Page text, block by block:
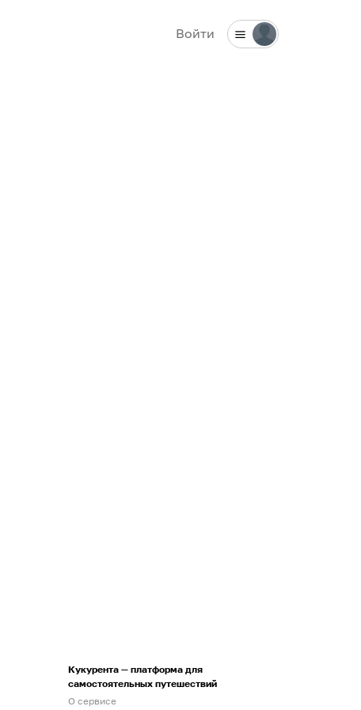
Войти
Кукурента — платформа для
самостоятельных путешествий
О сервисе